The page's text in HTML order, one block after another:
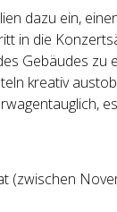
dazu ein,
in die
Gebäudes
kreativ
(zwischen